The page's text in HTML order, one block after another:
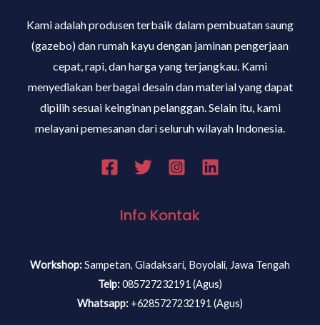
Kami adalah produsen terbaik dalam pembuatan saung
(gazebo) dan rumah kayu dengan jaminan pengerjaan
cepat, rapi, dan harga yang terjangkau. Kami
menyediakan berbagai desain dan material yang dapat
dipilih sesuai keinginan pelanggan. Selain itu, kami
melayani pemesanan dari seluruh wilayah Indonesia.
Info Kontak
Workshop:Sampetan, Gladaksari, Boyolali, Jawa Tengah
Telp:085727232191 (Agus)
Whatsapp: +6285727232191 (Agus)